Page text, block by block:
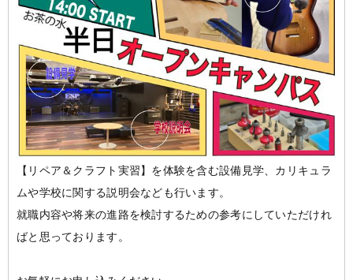
アーティストメッセージ 講師の腕自慢
コラム GCAの人気動画紹介
東京校
大阪校
オープンキャンパス 資料請求
お問い合わせ
【リペア＆クラフト実習】を体験を含む設備見学、カリキュラ
ムや学校に関する説明会なども行います。
就職内容や将来の進路を検討するための参考にしていただけれ
ばと思っております。